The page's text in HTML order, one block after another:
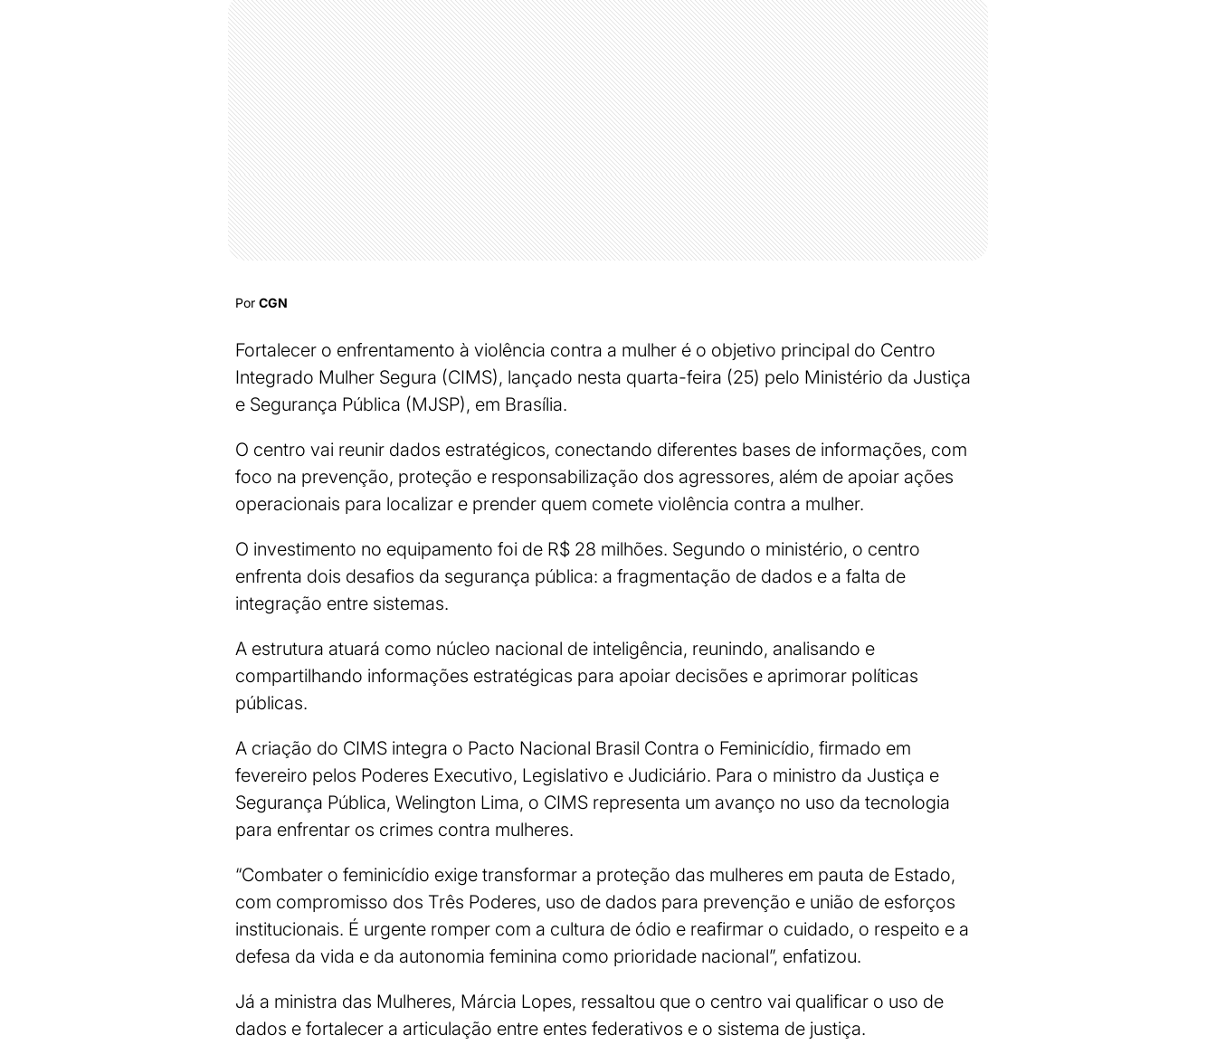
Por CGN
Fortalecer o enfrentamento à violência contra a mulher é o objetivo principal do Centro
Integrado Mulher Segura (CIMS), lançado nesta quarta-feira (25) pelo Ministério da Justiça
e Segurança Pública (MJSP), em Brasília.
O centro vai reunir dados estratégicos, conectando diferentes bases de informações, com
foco na prevenção, proteção e responsabilização dos agressores, além de apoiar ações
operacionais para localizar e prender quem comete violência contra a mulher.
O investimento no equipamento foi de R$ 28 milhões. Segundo o ministério, o centro
enfrenta dois desafios da segurança pública: a fragmentação de dados e a falta de
integração entre sistemas.
A estrutura atuará como núcleo nacional de inteligência, reunindo, analisando e
compartilhando informações estratégicas para apoiar decisões e aprimorar políticas
públicas.
A criação do CIMS integra o Pacto Nacional Brasil Contra o Feminicídio, firmado em
fevereiro pelos Poderes Executivo, Legislativo e Judiciário. Para o ministro da Justiça e
Segurança Pública, Welington Lima, o CIMS representa um avanço no uso da tecnologia
para enfrentar os crimes contra mulheres.
“Combater o feminicídio exige transformar a proteção das mulheres em pauta de Estado,
com compromisso dos Três Poderes, uso de dados para prevenção e união de esforços
institucionais. É urgente romper com a cultura de ódio e reafirmar o cuidado, o respeito e a
defesa da vida e da autonomia feminina como prioridade nacional”, enfatizou.
Já a ministra das Mulheres, Márcia Lopes, ressaltou que o centro vai qualificar o uso de
dados e fortalecer a articulação entre entes federativos e o sistema de justiça.